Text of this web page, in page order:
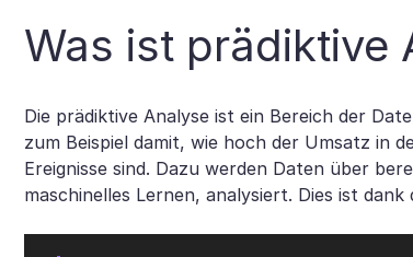
Was ist prädiktive
Die prädiktive Analyse ist ein Bereich der
zum Beispiel damit, wie hoch der Umsatz in
Ereignisse sind. Dazu werden Daten über
maschinelles Lernen, analysiert. Dies ist